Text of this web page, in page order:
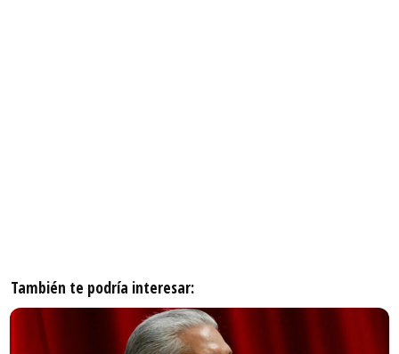
También te podría interesar: